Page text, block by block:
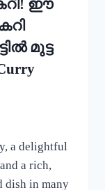
ഈ
മുട്ട
a delightful
a rich,
dish in many